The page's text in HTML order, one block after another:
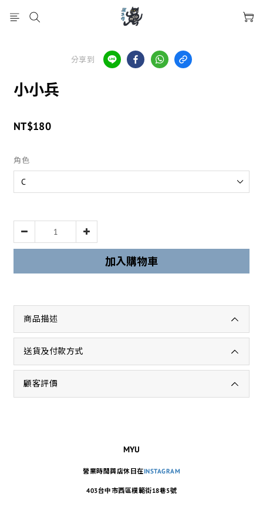
分享到
小小兵
NT$180
角色
加入購物車
商品描述
送貨及付款方式
顧客評價
MYU
營業時間與店休日在INSTAGRAM
403台中市西區模範街18巷5號